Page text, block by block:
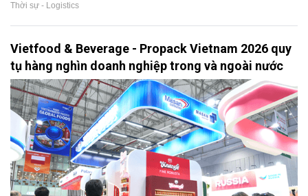
Thời sự - Logistics
Vietfood & Beverage - Propack Vietnam 2026 quy
tụ hàng nghìn doanh nghiệp trong và ngoài nước